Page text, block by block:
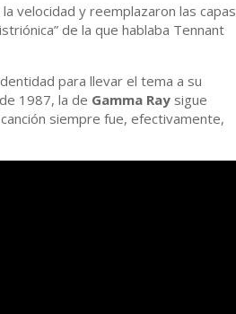
velocidad y reemplazaron las capas
de la que hablaba Tennant
para llevar el tema a su
1987, la de Gamma Ray sigue
siempre fue, efectivamente,